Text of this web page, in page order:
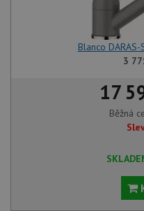
Blanco
3
17
Běžná